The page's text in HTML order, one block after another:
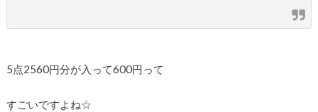
5点2560円分が入って600円って
すごいですよね☆